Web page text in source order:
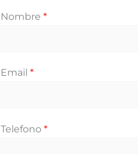
Nombre *
Email *
Telefono *